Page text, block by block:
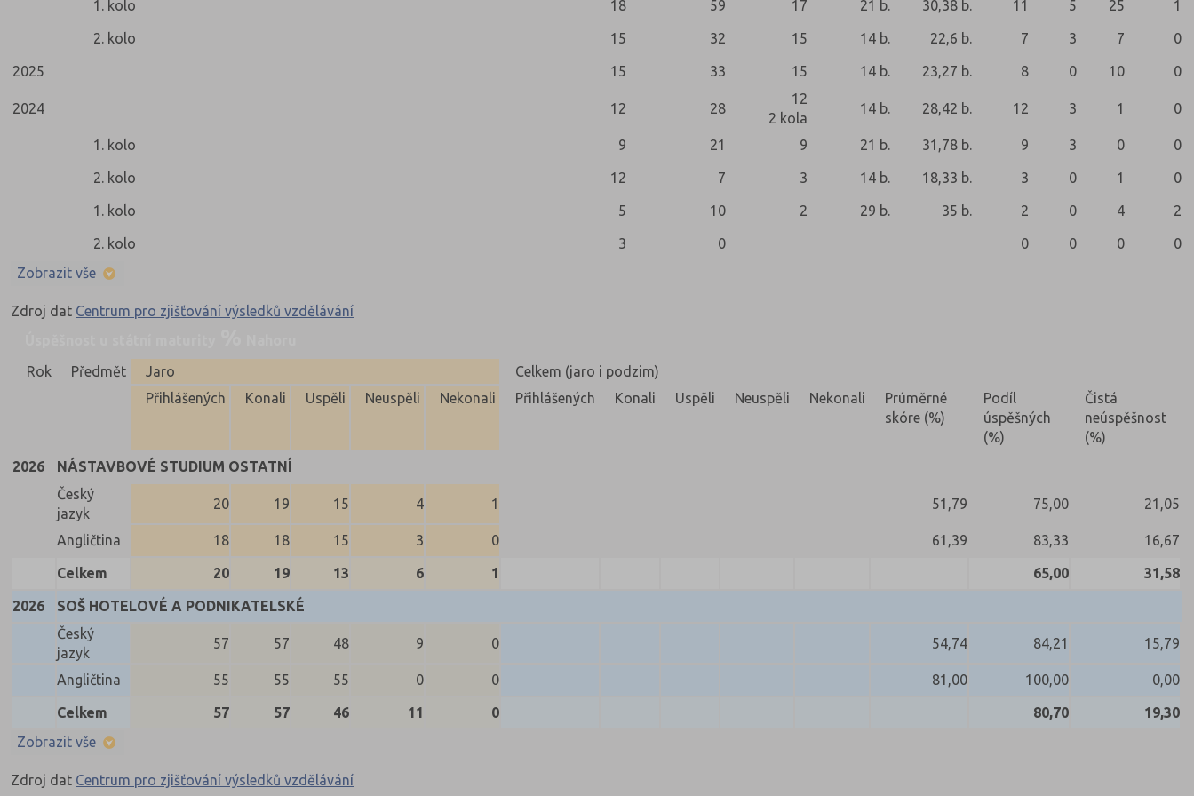
1. kolo 18 59 17 21 b. 30,38 b. 11 5 25 1
2. kolo 15 32 15 14 b. 22,6 b. 7 3 7 0
2025 15 33 15 14 b. 23,27 b. 8 0 10 0
2024 12 28
12
2 kola
14 b. 28,42 b. 12 3 1 0
1. kolo 9 21 9 21 b. 31,78 b. 9 3 0 0
2. kolo 12 7 3 14 b. 18,33 b. 3 0 1 0
1. kolo 5 10 2 29 b. 35 b. 2 0 4 2
2. kolo 3 0 0 0 0
0
Zobrazit vše
Zdroj dat Centrum pro zjišťování výsledků vzdělávání
Rok
Předmět Jaro
Celkem (jaro i podzim)
Přihlášených
Konali Uspěli Neuspěli Nekonali Přihlášených Konali Uspěli Neuspěli Nekonali
Prúměrné
skóre (%)
Podíl
úspěšných
(%)
Čistá
neúspěšnost
(%)
2026
NÁSTAVBOVÉ STUDIUM OSTATNÍ
Český
jazyk
20 19 15 4 1 51,79 75,00 21,05
Angličtina 18 18 15 3 0 61,39 83,33 16,67
Celkem 20 19 13 6 1 65,00 31,58
2026
SOŠ HOTELOVÉ A PODNIKATELSKÉ
Český
jazyk
57 57 48 9 0 54,74 84,21 15,79
Angličtina 55 55 55 0 0 81,00 100,00 0,00
Celkem 57 57 46 11 0 80,70
19,30
Zobrazit vše
Zdroj dat Centrum pro zjišťování výsledků vzdělávání